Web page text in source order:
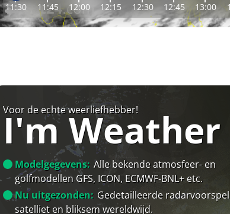
11:30 11:45 12:00 12:15 12:30 12:45 13:00
Voor de echte weerliefhebber!
I'm Weather
Modelgegevens: Alle bekende atmosfeer- en
golfmodellen GFS, ICON, ECMWF-BNL+ etc.
Nu uitgezonden: Gedetailleerde
satelliet en bliksem wereldwijd.